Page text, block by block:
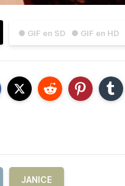
● GIF en SD ● GIF en HD
JANICE